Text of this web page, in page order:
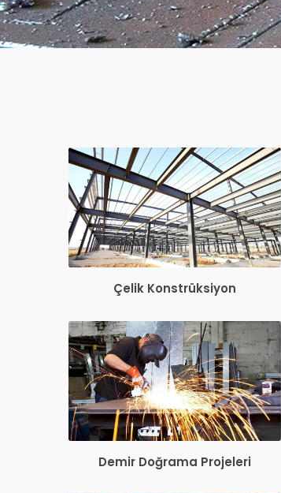
Çelik Konstrüksiyon
Demir Doğrama Projeleri